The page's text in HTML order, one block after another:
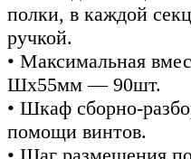
полки, в каждой
ручкой.
• Максимальная
Шх55мм — 90шт.
• Шкаф сборно-
помощи винтов.